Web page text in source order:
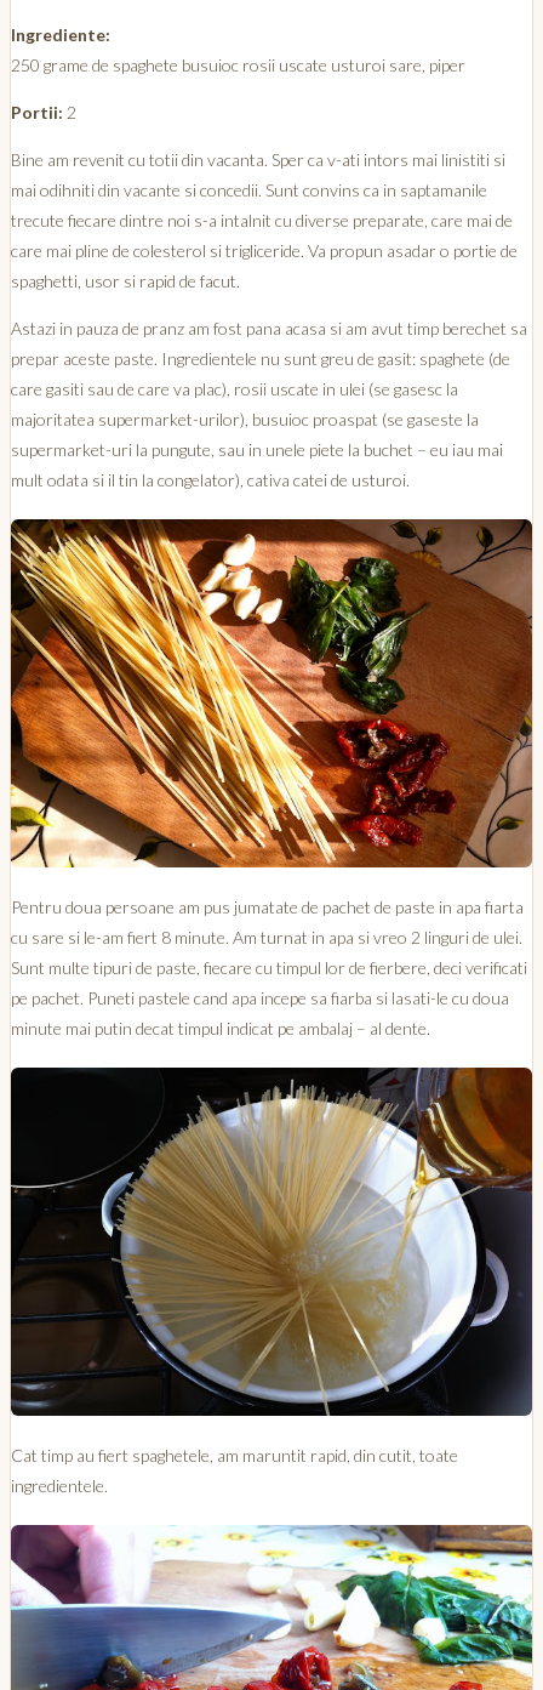
Ingrediente:
250 grame de spaghete busuioc rosii uscate usturoi sare, piper
Portii: 2
Bine am revenit cu totii din vacanta. Sper ca v-ati intors mai linistiti si
mai odihniti din vacante si concedii. Sunt convins ca in saptamanile
trecute fiecare dintre noi s-a intalnit cu diverse preparate, care mai de
care mai pline de colesterol si trigliceride. Va propun asadar o portie de
spaghetti, usor si rapid de facut.
Astazi in pauza de pranz am fost pana acasa si am avut timp berechet sa
prepar aceste paste. Ingredientele nu sunt greu de gasit: spaghete (de
care gasiti sau de care va plac), rosii uscate in ulei (se gasesc la
majoritatea supermarket-urilor), busuioc proaspat (se gaseste la
supermarket-uri la pungute, sau in unele piete la buchet – eu iau mai
mult odata si il tin la congelator), cativa catei de usturoi.
Pentru doua persoane am pus jumatate de pachet de paste in apa fiarta
cu sare si le-am fiert 8 minute. Am turnat in apa si vreo 2 linguri de ulei.
Sunt multe tipuri de paste, fiecare cu timpul lor de fierbere, deci verificati
pe pachet. Puneti pastele cand apa incepe sa fiarba si lasati-le cu doua
minute mai putin decat timpul indicat pe ambalaj – al dente.
Cat timp au fiert spaghetele, am maruntit rapid, din cutit, toate
ingredientele.